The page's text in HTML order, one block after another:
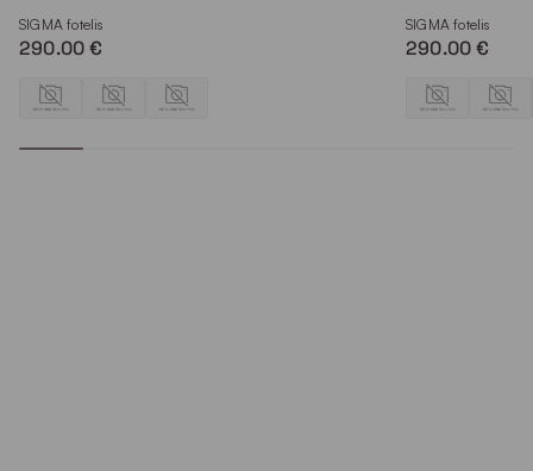
SIGMA fotelis
290.00 €
SIGMA fotelis
290.00 €